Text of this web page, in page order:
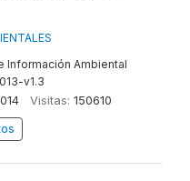
Información Ambiental
v1.3
Visitas: 150610